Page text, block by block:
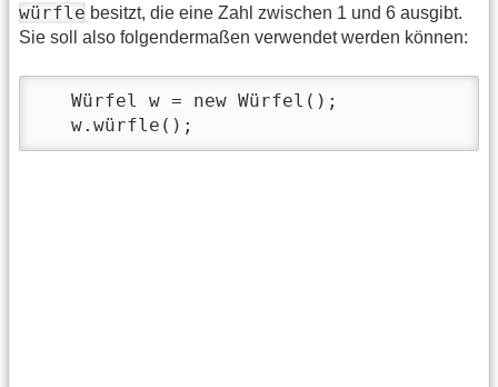
würfle besitzt, die eine Zahl zwischen 1 und 6 ausgibt.
Sie soll also folgendermaßen verwendet werden können:
   Würfel w = new Würfel();
   w.würfle();